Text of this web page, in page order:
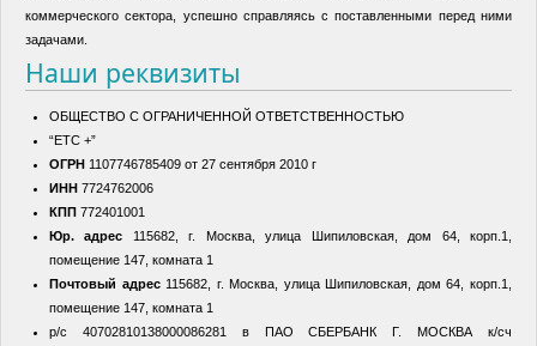
коммерческого сектора, успешно справляясь с поставленными перед ними
задачами.
Наши реквизиты
ОБЩЕСТВО С ОГРАНИЧЕННОЙ ОТВЕТСТВЕННОСТЬЮ
“ЕТС +”
ОГРН 1107746785409 от 27 сентября 2010 г
ИНН 7724762006
КПП 772401001
Юр. адрес 115682, г. Москва, улица Шипиловская, дом 64, корп.1,
помещение 147, комната 1
Почтовый адрес115682, г. Москва, улица Шипиловская, дом 64, корп.1,
помещение 147, комната 1
р/с 40702810138000086281 в ПАО СБЕРБАНК Г. МОСКВА к/сч